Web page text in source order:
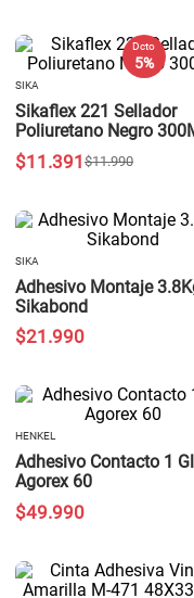
Dcto
5 %
SIKA
Sikaflex 221 Sellador
Poliuretano Negro
$11.990
$11 .391
SIKA
Adhesivo Montaje
Sikabond
$21 .990
HENKEL
Adhesivo Contacto 1 Gl
Agorex 60
$49.990